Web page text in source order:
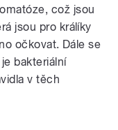
což jsou
jsou pro králíky
očkovat. Dále se
bakteriální
v těch